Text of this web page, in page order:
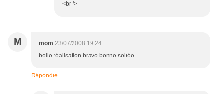
<br />
M mom 23/07/2008 19:24
belle réalisation bravo bonne soirée
Répondre